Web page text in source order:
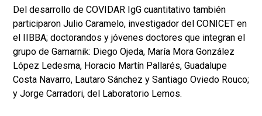
Del desarrollo de COVIDAR IgG cuantitativo también
participaron Julio Caramelo, investigador del CONICET en
el IIBBA; doctorandos y jóvenes doctores que integran el
grupo de Gamarnik: Diego Ojeda, María Mora González
López Ledesma, Horacio Martín Pallarés, Guadalupe
Costa Navarro, Lautaro Sánchez y Santiago Oviedo Rouco;
y Jorge Carradori, del Laboratorio Lemos.